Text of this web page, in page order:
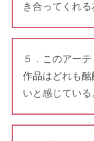
き合ってくれる
５．このアー
作品はどれも
いと感じている